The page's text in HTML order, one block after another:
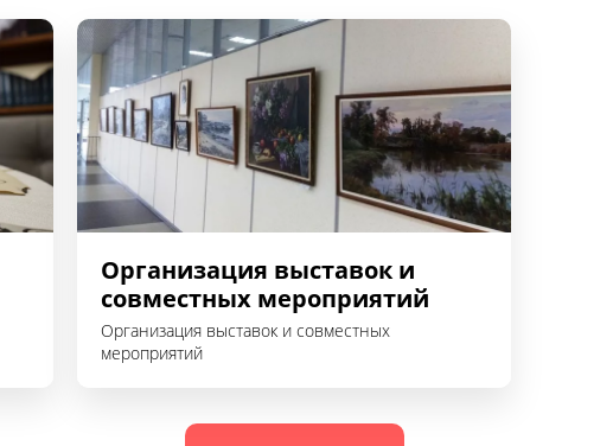
Организация выставок и
совместных мероприятий
Организация выставок и совместных
мероприятий